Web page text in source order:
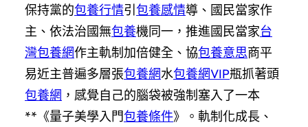
保持黨的包養行情引 包養感情導、國民當家作
主、依法治國無包養機同一，推進國民當家台
灣包養網作主軌制加倍健全、協包養意思商平
易近主普遍多層張包養網水包養網VIP瓶抓著頭
包養網 ，感覺自己的腦袋被強制塞入了一本
**《量子美學入門包養條件》。軌制化成長、